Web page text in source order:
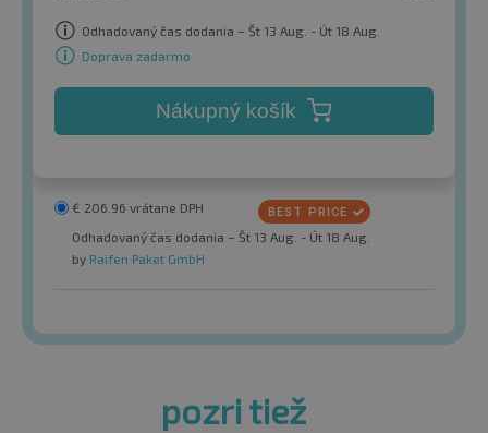
Odhadovaný čas dodania – Št 13 Aug. - Út 18 Aug.
Doprava zadarmo
Nákupný košík
€ 206.96 vrátane DPH
Odhadovaný čas dodania – Št 13 Aug. - Út 18 Aug.
by Raifen Paket GmbH
pozri tiež